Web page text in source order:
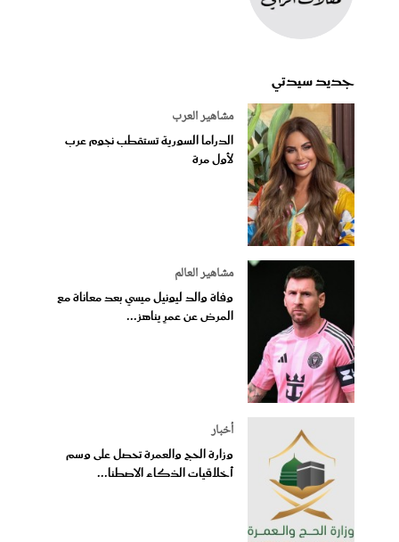
جديد سيدتي
مشاهير العرب
الدراما السورية تستقطب نجوم عرب
لأول مرة
مشاهير العالم
وفاة والد ليونيل ميسي بعد معاناة مع
المرض عن عمرٍ يناهز...
أخبار
وزارة الحج والعمرة تحصل على وسم
أخلاقيات الذكاء الاصطنا...